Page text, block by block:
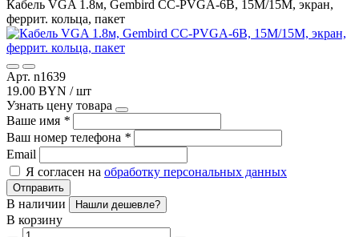
Кабель VGA 1.8м, Gembird CC-PVGA-6B, 15M/15M, экран,
феррит. кольца, пакет
Арт. n1639
19.00 BYN / шт
Узнать цену товара
Ваше имя *
Ваш номер телефона *
Email
Я согласен на обработку персональных данных
Отправить
В наличии Нашли дешевле?
В корзину